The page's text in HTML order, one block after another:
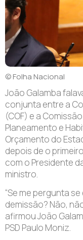
© Folha Nacional
João Galamba
conjunta entre a
(COF) e a
Planeamento e
Orçamento do
depois de o
com o Presidente
ministro.
“Se me pergunta
demissão? Não,
afirmou João
PSD Paulo Moniz.